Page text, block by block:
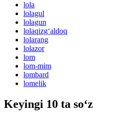
lola
lolagul
lolagun
lolaqizg‘aldoq
lolarang
lolazor
lom
lom-mim
lombard
lomelik
Keyingi 10 ta so‘z